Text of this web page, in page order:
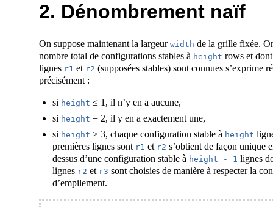
2. Dénombrement naïf
On suppose maintenant la largeur width de la grille fixée.
nombre total de configurations stables à height rows et
lignes r1 et r2 (supposées stables) sont connues s’exprime
précisément :
si height ≤ 1, il n’y en a aucune,
si height = 2, il y en a exactement une,
si height ≥ 3, chaque configuration stable à height
premières lignes sont r1 et r2 s’obtient de façon unique
dessus d’une configuration stable à height - 1 lignes
lignes r2 et r3 sont choisies de manière à respecter la
d’empilement.